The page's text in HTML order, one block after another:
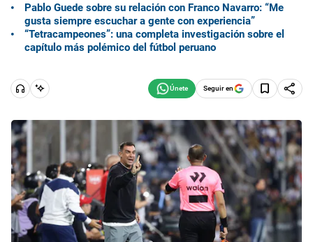
Pablo Guede sobre su relación con Franco Navarro: “Me
gusta siempre escuchar a gente con experiencia”
“Tetracampeones”: una completa investigación sobre el
capítulo más polémico del fútbol peruano
Seguir en